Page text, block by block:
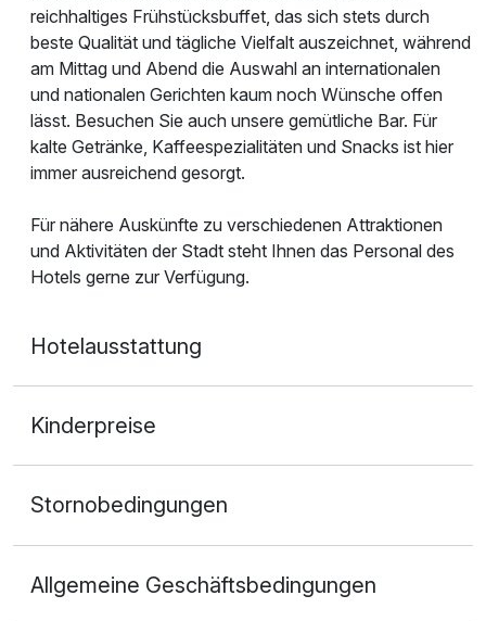
reichhaltiges Frühstücksbuffet, das sich stets durch
beste Qualität und tägliche Vielfalt auszeichnet, während
am Mittag und Abend die Auswahl an internationalen
und nationalen Gerichten kaum noch Wünsche offen
lässt. Besuchen Sie auch unsere gemütliche Bar. Für
kalte Getränke, Kaffeespezialitäten und Snacks ist hier
immer ausreichend gesorgt.
Für nähere Auskünfte zu verschiedenen Attraktionen
und Aktivitäten der Stadt steht Ihnen das Personal des
Hotels gerne zur Verfügung.
Hotelausstattung
Kinderpreise
Stornobedingungen
Allgemeine Geschäftsbedingungen